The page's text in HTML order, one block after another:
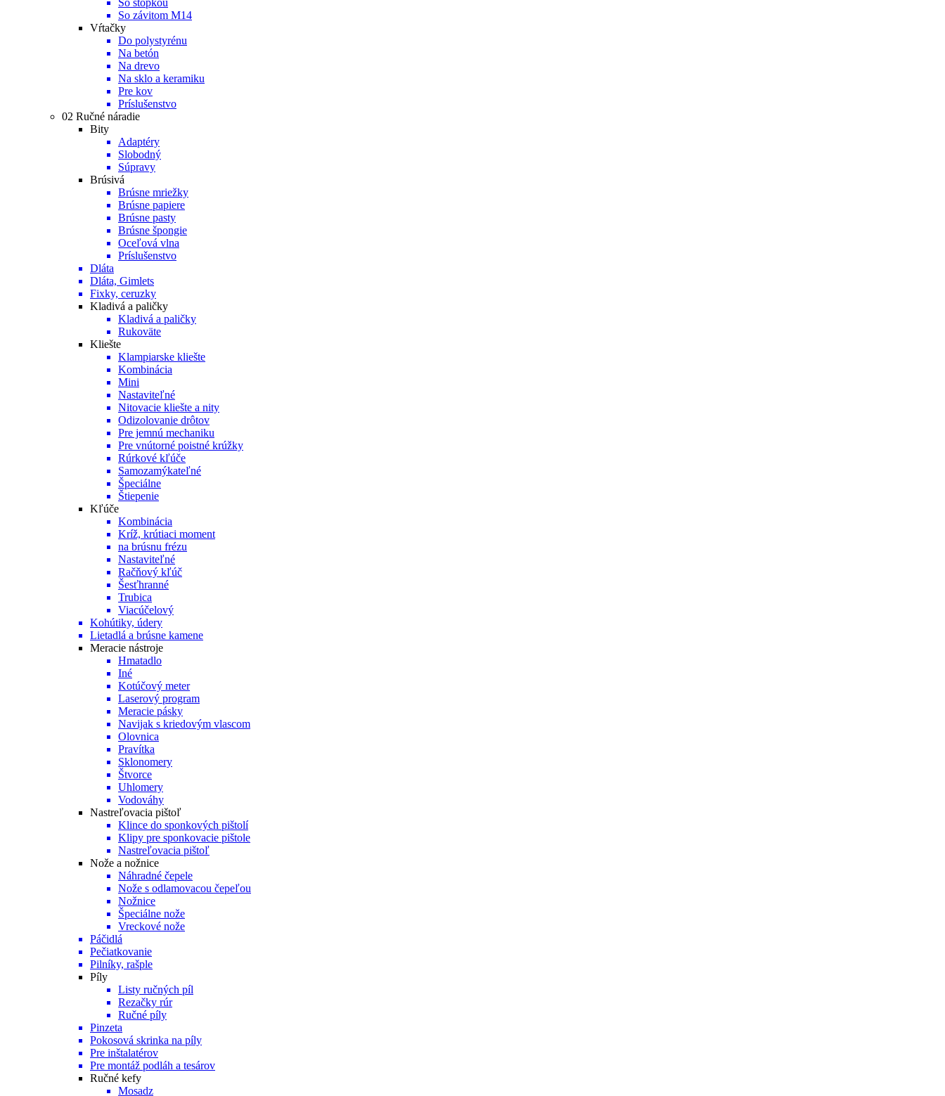
So stopkou
So závitom M14
Vŕtačky
Do polystyrénu
Na betón
Na drevo
Na sklo a keramiku
Pre kov
Príslušenstvo
02 Ručné náradie
Bity
Adaptéry
Slobodný
Súpravy
Brúsivá
Brúsne mriežky
Brúsne papiere
Brúsne pasty
Brúsne špongie
Oceľová vlna
Príslušenstvo
Dláta
Dláta, Gimlets
Fixky, ceruzky
Kladivá a paličky
Kladivá a paličky
Rukoväte
Kliešte
Klampiarske kliešte
Kombinácia
Mini
Nastaviteľné
Nitovacie kliešte a nity
Odizolovanie drôtov
Pre jemnú mechaniku
Pre vnútorné poistné krúžky
Rúrkové kľúče
Samozamýkateľné
Špeciálne
Štiepenie
Kľúče
Kombinácia
Kríž, krútiaci moment
na brúsnu frézu
Nastaviteľné
Račňový kľúč
Šesťhranné
Trubica
Viacúčelový
Kohútiky, údery
Lietadlá a brúsne kamene
Meracie nástroje
Hmatadlo
Iné
Kotúčový meter
Laserový program
Meracie pásky
Navijak s kriedovým vlascom
Olovnica
Pravítka
Sklonomery
Štvorce
Uhlomery
Vodováhy
Nastreľovacia pištoľ
Klince do sponkových pištolí
Klipy pre sponkovacie pištole
Nastreľovacia pištoľ
Nože a nožnice
Náhradné čepele
Nože s odlamovacou čepeľou
Nožnice
Špeciálne nože
Vreckové nože
Páčidlá
Pečiatkovanie
Pilníky, rašple
Píly
Listy ručných píl
Rezačky rúr
Ručné píly
Pinzeta
Pokosová skrinka na píly
Pre inštalatérov
Pre montáž podláh a tesárov
Ručné kefy
Mosadz